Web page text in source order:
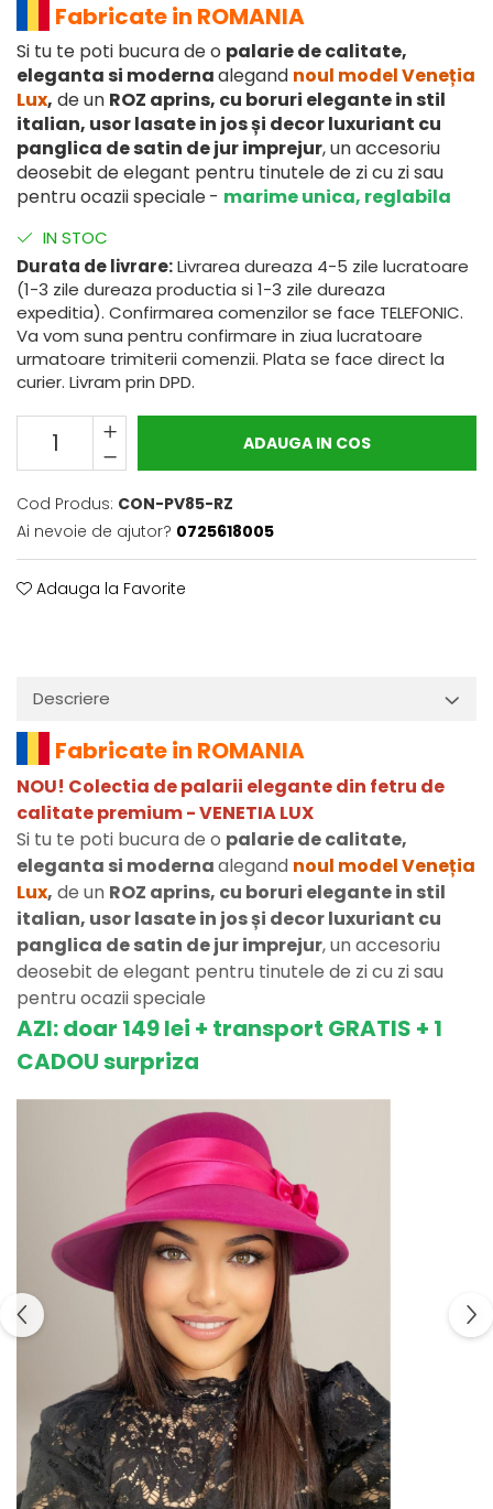
Fabricate in ROMANIA
Si tu te poti bucura de o palarie de calitate,
eleganta si modernaalegand noul model Veneția
Lux, de un ROZ aprins, cu boruri elegante in stil
italian, usor lasate in jos și decor luxuriant cu
panglica de satin de jur imprejur, un accesoriu
deosebit de elegant pentru tinutele de zi cu zi sau
pentru ocazii speciale- marime unica, reglabila
IN STOC
Durata de livrare:Livrarea dureaza 4-5 zile lucratoare
(1-3 zile dureaza productia si 1-3 zile dureaza
expeditia). Confirmarea comenzilor se face TELEFONIC.
Va vom suna pentru confirmare in ziua lucratoare
urmatoare trimiterii comenzii. Plata se face direct la
curier. Livram prin DPD.
ADAUGA IN COS
Cod Produs: CON-PV85-RZ
Ai nevoie de ajutor? 0725618005
Adauga la Favorite
Descriere
Fabricate in ROMANIA
NOU! Colectia de palarii elegante din fetru de
calitate premium - VENETIA LUX
Si tu te poti bucura de o palarie de calitate,
eleganta si modernaalegand noul model Veneția
Lux, de un ROZ aprins, cu boruri elegante in stil
italian, usor lasate in jos și decor luxuriant cu
panglica de satin de jur imprejur, un accesoriu
deosebit de elegant pentru tinutele de zi cu zi sau
pentru ocazii speciale
AZI: doar 149 lei + transport GRATIS + 1
CADOU surpriza